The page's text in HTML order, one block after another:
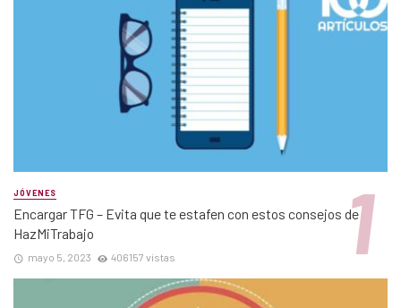
JÓVENES
Encargar TFG – Evita que te estafen con estos consejos de
HazMiTrabajo
mayo 5, 2023 406157 vistas